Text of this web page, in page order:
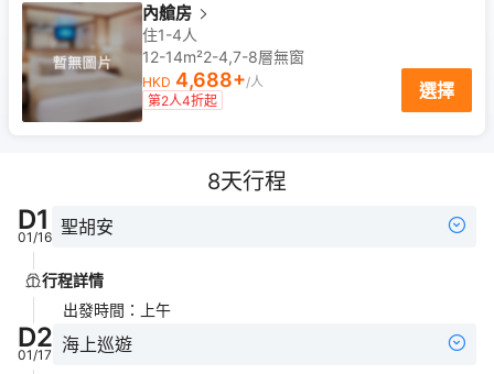
內艙房
住1-4人
12-14m²2-4,7-8層無窗
HKD 4,688+/人
第2人4折起
選擇
8天行程
D1
01/16 聖胡安
行程詳情
出發時間 ： 上午
D2
01/17 海上巡遊